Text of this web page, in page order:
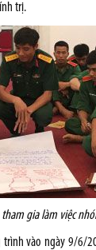
trị.
tham gia làm việc
vào ngày 9/6/